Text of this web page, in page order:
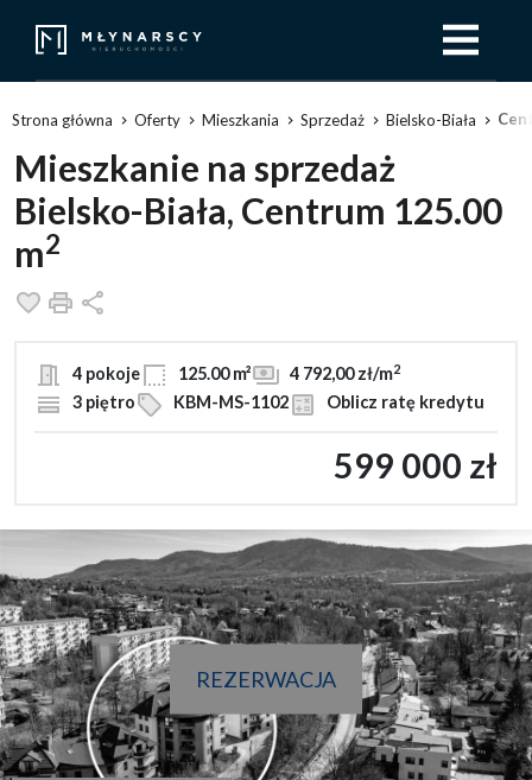
Strona główna Oferty Mieszkania Sprzedaż Bielsko-Biała
Mieszkanie na sprzedaż
Bielsko-Biała, Centrum 125.00
m2
Dodaj do ulubionych
Drukuj
4 pokoje 125.00 m² 4 792,00 zł/m2
3 piętro KBM-MS-1102 Oblicz ratę kredytu
599 000 zł
REZERWACJA